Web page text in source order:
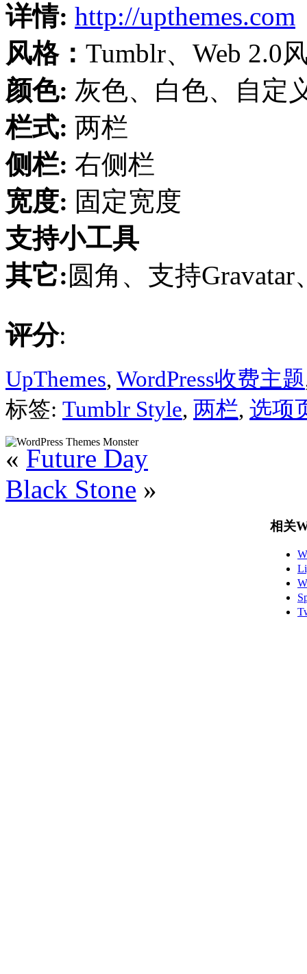
详情: http://upthemes.com
风格： Tumblr、Web 2.0
颜色: 灰色、白色、自定
栏式: 两栏
侧栏: 右侧栏
宽度: 固定宽度
支持小工具
其它:圆角、支持
评分:
UpThemes, WordPress收费主题
标签: Tumblr Style, 两栏, 选项
« Future Day
Black Stone »
相关